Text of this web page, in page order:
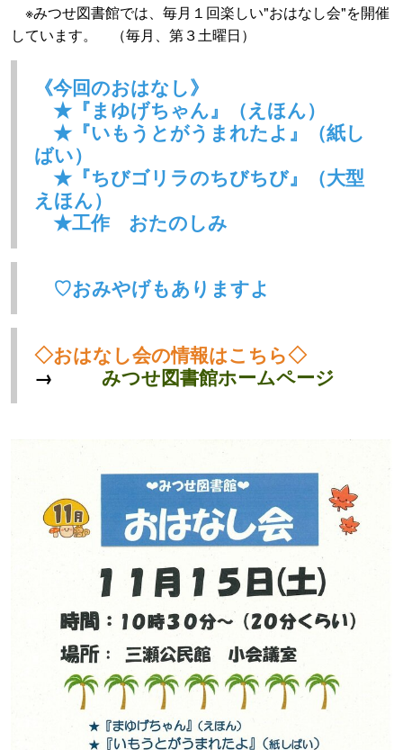
※みつせ図書館では、毎月１回楽しい"おはなし会"を開催
しています。 （毎月、第３土曜日）
《今回のおはなし》
★『まゆげちゃん』（えほん）
★『いもうとがうまれたよ』（紙し
ばい）
★『ちびゴリラのちびちび』（大型
えほん）
★工作 おたのしみ
♡おみやげもありますよ
◇おはなし会の情報はこちら◇
→ みつせ図書館ホームページ